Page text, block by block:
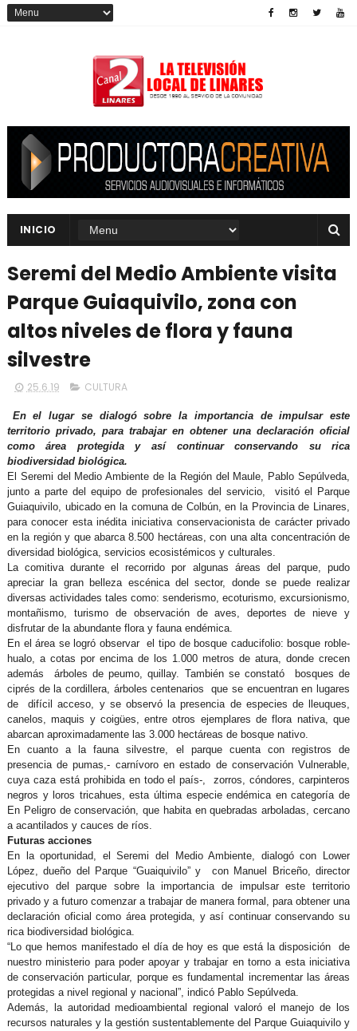
INICIO
Seremi del Medio Ambiente visita
Parque Guiaquivilo, zona con
altos niveles de flora y fauna
silvestre
25.6.19 CULTURA
En el lugar se dialogó sobre la importancia de impulsar este
territorio privado, para trabajar en obtener una declaración oficial
como área protegida y así continuar conservando su rica
biodiversidad biológica.
El Seremi del Medio Ambiente de la Región del Maule, Pablo Sepúlveda,
junto a parte del equipo de profesionales del servicio, visitó el Parque
Guiaquivilo, ubicado en la comuna de Colbún, en la Provincia de Linares,
para conocer esta inédita iniciativa conservacionista de carácter privado
en la región y que abarca 8.500 hectáreas, con una alta concentración de
diversidad biológica, servicios ecosistémicos y culturales.
La comitiva durante el recorrido por algunas áreas del parque, pudo
apreciar la gran belleza escénica del sector, donde se puede realizar
diversas actividades tales como: senderismo, ecoturismo, excursionismo,
montañismo, turismo de observación de aves, deportes de nieve y
disfrutar de la abundante flora y fauna endémica.
En el área se logró observar el tipo de bosque caducifolio: bosque roble-
hualo, a cotas por encima de los 1.000 metros de atura, donde crecen
además árboles de peumo, quillay. También se constató bosques de
ciprés de la cordillera, árboles centenarios que se encuentran en lugares
de difícil acceso, y se observó la presencia de especies de lleuques,
canelos, maquis y coigües, entre otros ejemplares de flora nativa, que
abarcan aproximadamente las 3.000 hectáreas de bosque nativo.
En cuanto a la fauna silvestre, el parque cuenta con registros de
presencia de pumas,- carnívoro en estado de conservación Vulnerable,
cuya caza está prohibida en todo el país-, zorros, cóndores, carpinteros
negros y loros tricahues, esta última especie endémica en categoría de
En Peligro de conservación, que habita en quebradas arboladas, cercano
a acantilados y cauces de ríos.
Futuras acciones
En la oportunidad, el Seremi del Medio Ambiente, dialogó con Lower
López, dueño del Parque “Guaiquivilo” y con Manuel Briceño, director
ejecutivo del parque sobre la importancia de impulsar este territorio
privado y a futuro comenzar a trabajar de manera formal, para obtener una
declaración oficial como área protegida, y así continuar conservando su
rica biodiversidad biológica.
“Lo que hemos manifestado el día de hoy es que está la disposición de
nuestro ministerio para poder apoyar y trabajar en torno a esta iniciativa
de conservación particular, porque es fundamental incrementar las áreas
protegidas a nivel regional y nacional”, indicó Pablo Sepúlveda.
Además, la autoridad medioambiental regional valoró el manejo de los
recursos naturales y la gestión sustentablemente del Parque Guiaquivilo y